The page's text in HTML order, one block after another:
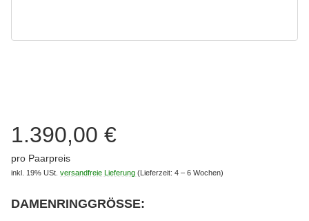
1.390,00 €
pro Paarpreis
inkl. 19% USt. versandfreie Lieferung (Lieferzeit: 4 – 6 Wochen)
DAMENRINGGRÖSSE: